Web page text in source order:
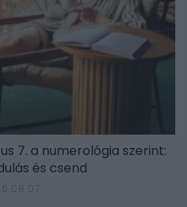
7. a numerológia szerint:
és csend